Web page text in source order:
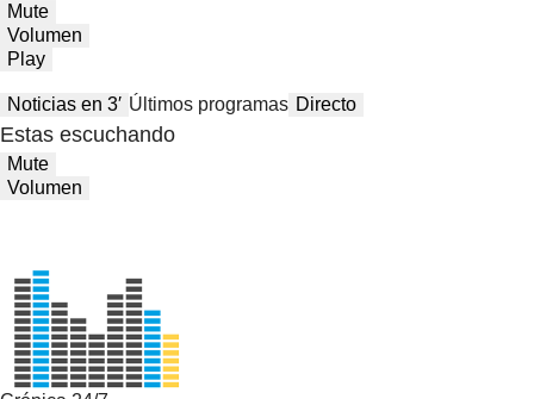
Mute
Volumen
Play
Noticias en 3′ Últimos programas Directo
Estas escuchando
Mute
Volumen